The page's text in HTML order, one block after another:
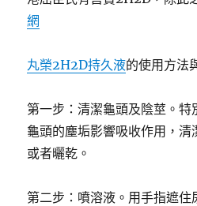
網
丸榮2H2D持久液的使用方法
第一步：清潔龜頭及陰莖。
龜頭的塵垢影響吸收作用，
或者曬乾。
第二步：噴溶液。用手指遮